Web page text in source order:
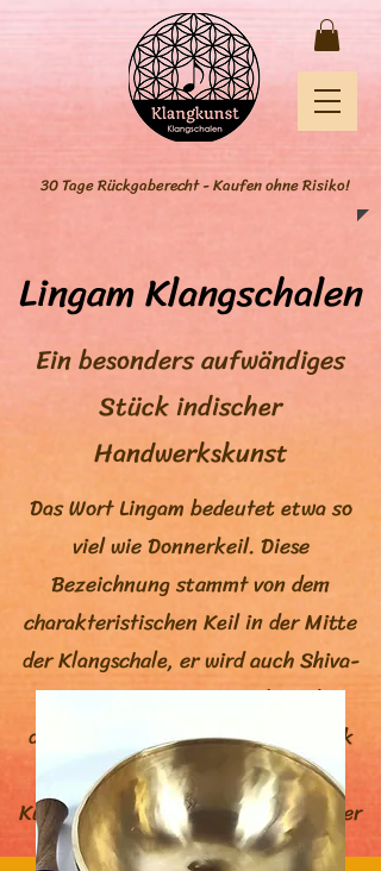
30 Tage Rückgaberecht - Kaufen ohne Risiko!
Lingam Klangschalen
Ein besonders aufwändiges
Stück indischer
Handwerkskunst
Das Wort Lingam bedeutet etwa so
viel wie Donnerkeil. Diese
Bezeichnung stammt von dem
charakteristischen Keil in der Mitte
der Klangschale, er wird auch Shiva-
Lingam genannt. Das Schmieden
dieses Keils erfordert viel Geschick
und wird nur von wenigen
Kunsthandwerkern beherrscht, daher
sind die Schalen so selten.